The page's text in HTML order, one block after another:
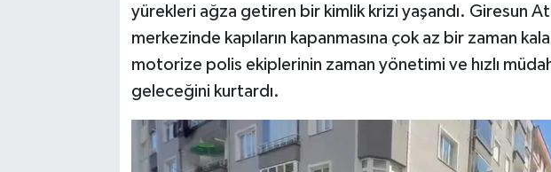
yürekleri ağza getiren bir kimlik krizi yaşandı. Giresun
merkezinde kapıların kapanmasına çok az bir zaman
motorize polis ekiplerinin zaman yönetimi ve hızlı
geleceğini kurtardı.